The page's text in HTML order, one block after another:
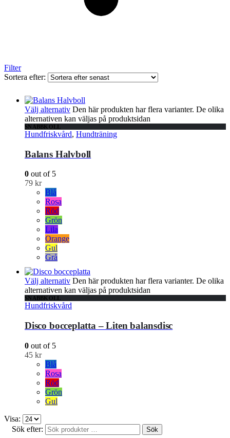
Filter
Sortera efter:
Välj alternativ Den här produkten har flera varianter. De olika
alternativen kan väljas på produktsidan
SNABBKOLL
Hundfriskvård, Hundträning
Balans Halvboll
0 out of 5
79 kr
Blå
Rosa
Röd
Grön
Lila
Orange
Gul
Grå
Välj alternativ Den här produkten har flera varianter. De olika
alternativen kan väljas på produktsidan
SNABBKOLL
Hundfriskvård
Disco bocceplatta – Liten balansdisc
0 out of 5
45 kr
Blå
Rosa
Röd
Grön
Gul
Visa:
Sök efter:
Sök